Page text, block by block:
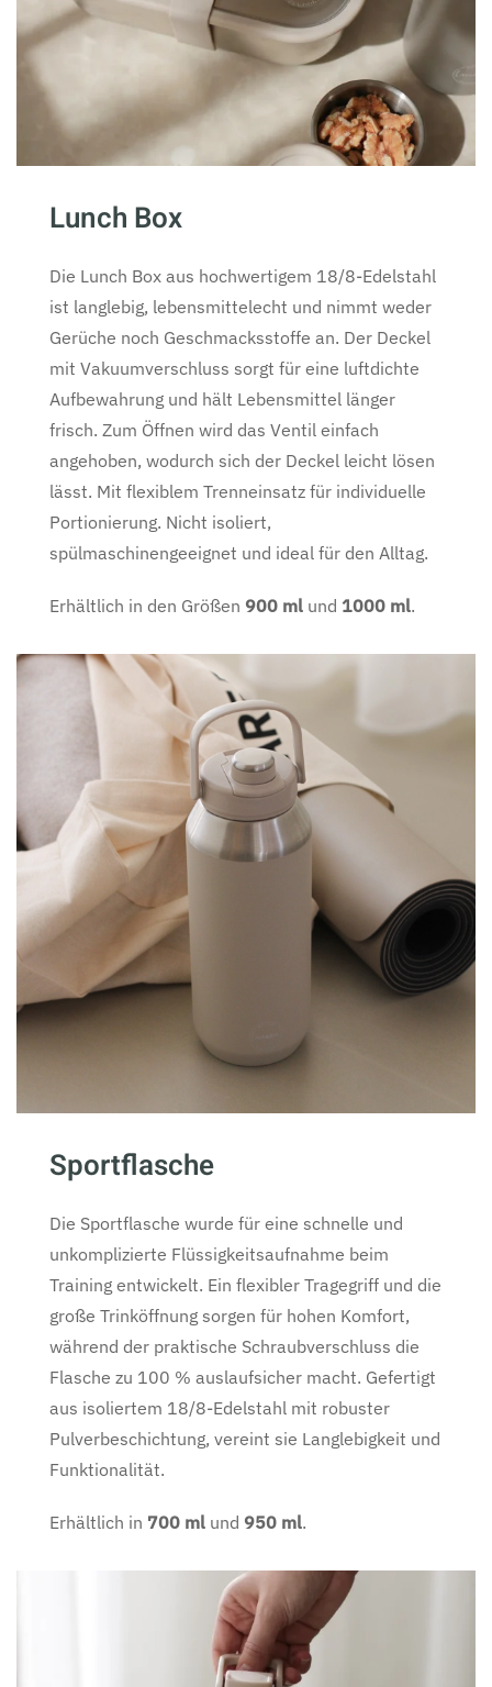
Lunch Box
Die Lunch Box aus hochwertigem 18/8-Edelstahl
ist langlebig, lebensmittelecht und nimmt weder
Gerüche noch Geschmacksstoffe an. Der Deckel
mit Vakuumverschluss sorgt für eine luftdichte
Aufbewahrung und hält Lebensmittel länger
frisch. Zum Öffnen wird das Ventil einfach
angehoben, wodurch sich der Deckel leicht lösen
lässt. Mit flexiblem Trenneinsatz für individuelle
Portionierung. Nicht isoliert,
spülmaschinengeeignet und ideal für den Alltag.
Erhältlich in den Größen 900 ml und 1000 ml.
Sportflasche
Die Sportflasche wurde für eine schnelle und
unkomplizierte Flüssigkeitsaufnahme beim
Training entwickelt. Ein flexibler Tragegriff und die
große Trinköffnung sorgen für hohen Komfort,
während der praktische Schraubverschluss die
Flasche zu 100 % auslaufsicher macht. Gefertigt
aus isoliertem 18/8-Edelstahl mit robuster
Pulverbeschichtung, vereint sie Langlebigkeit und
Funktionalität.
Erhältlich in 700 ml und 950 ml.